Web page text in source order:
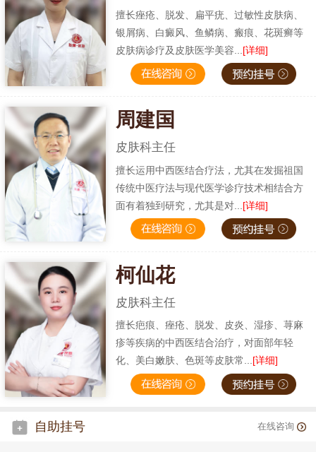
擅长痤疮、脱发、扁平疣、过敏性皮肤病、
银屑病、白癜风、鱼鳞病、瘢痕、花斑癣等
皮肤病诊疗及皮肤医学美容... [详细]
周建国
皮肤科主任
擅长运用中西医结合疗法，尤其在发掘祖国
传统中医疗法与现代医学诊疗技术相结合方
面有着独到研究，尤其是对... [详细]
柯仙花
皮肤科主任
擅长疤痕、痤疮、脱发、皮炎、湿疹、荨麻
疹等疾病的中西医结合治疗，对面部年轻
化、美白嫩肤、色斑等皮肤常...[详细]
自助挂号 在线咨询